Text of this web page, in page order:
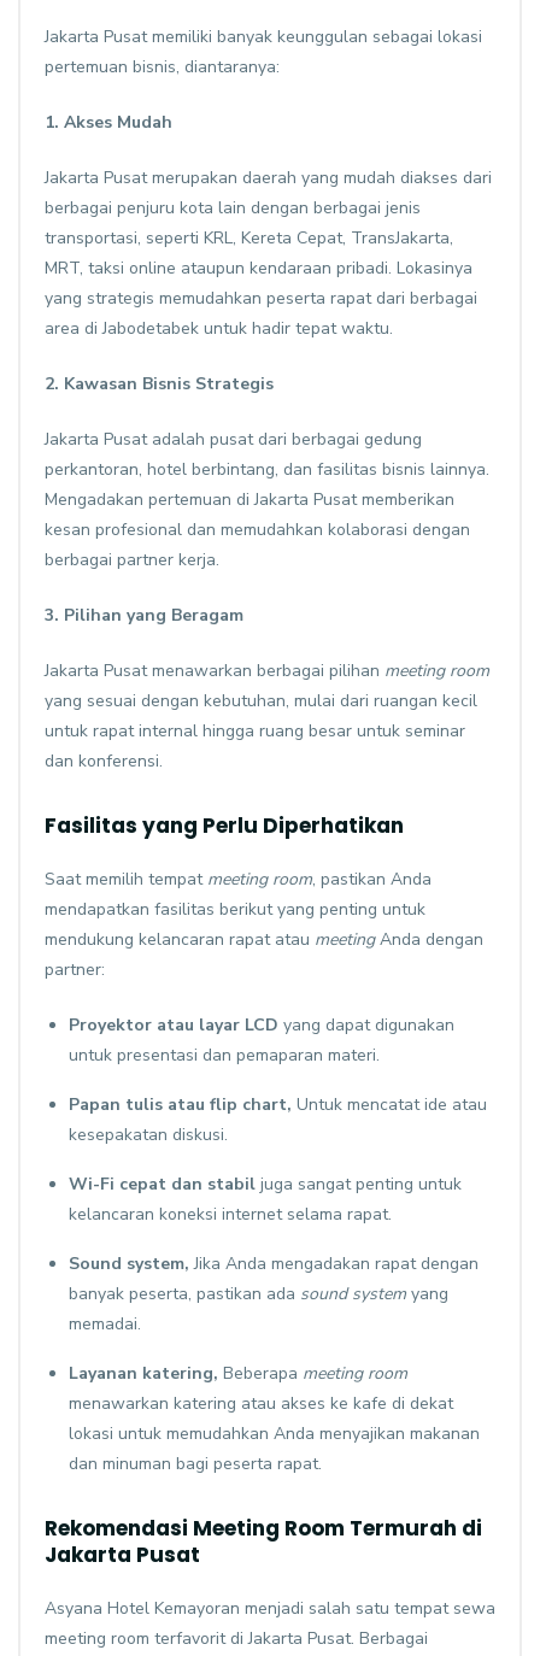
Jakarta Pusat memiliki banyak keunggulan sebagai lokasi
pertemuan bisnis, diantaranya:
1. Akses Mudah
Jakarta Pusat merupakan daerah yang mudah diakses dari
berbagai penjuru kota lain dengan berbagai jenis
transportasi, seperti KRL, Kereta Cepat, TransJakarta,
MRT, taksi online ataupun kendaraan pribadi. Lokasinya
yang strategis memudahkan peserta rapat dari berbagai
area di Jabodetabek untuk hadir tepat waktu.
2. Kawasan Bisnis Strategis
Jakarta Pusat adalah pusat dari berbagai gedung
perkantoran, hotel berbintang, dan fasilitas bisnis lainnya.
Mengadakan pertemuan di Jakarta Pusat memberikan
kesan profesional dan memudahkan kolaborasi dengan
berbagai partner kerja.
3. Pilihan yang Beragam
Jakarta Pusat menawarkan berbagai pilihan meeting room
yang sesuai dengan kebutuhan, mulai dari ruangan kecil
untuk rapat internal hingga ruang besar untuk seminar
dan konferensi.
Fasilitas yang Perlu Diperhatikan
Saat memilih tempat meeting room, pastikan Anda
mendapatkan fasilitas berikut yang penting untuk
mendukung kelancaran rapat atau meetingAnda dengan
partner:
Proyektor atau layar LCD yang dapat digunakan
untuk presentasi dan pemaparan materi.
Papan tulis atau flip chart, Untuk mencatat ide atau
kesepakatan diskusi.
Wi-Fi cepat dan stabil juga sangat penting untuk
kelancaran koneksi internet selama rapat.
Sound system, Jika Anda mengadakan rapat dengan
banyak peserta, pastikan ada sound system yang
memadai.
Layanan katering, Beberapa meeting room
menawarkan katering atau akses ke kafe di dekat
lokasi untuk memudahkan Anda menyajikan makanan
dan minuman bagi peserta rapat.
Rekomendasi Meeting Room Termurah di
Jakarta Pusat
Asyana Hotel Kemayoran menjadi salah satu tempat sewa
meeting room terfavorit di Jakarta Pusat. Berbagai